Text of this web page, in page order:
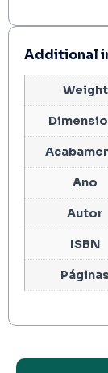
Additional
Weight
Ano
Autor
ISBN